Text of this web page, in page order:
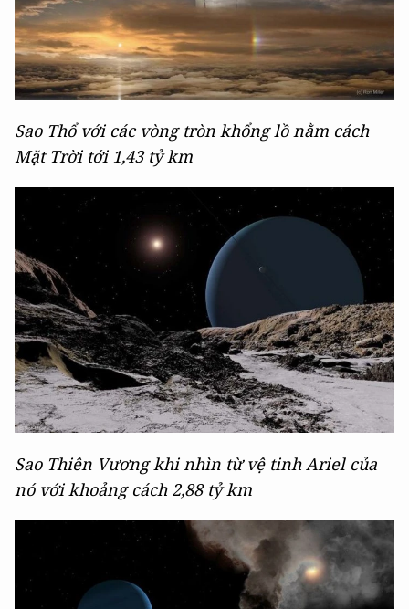
Sao Thổ với các vòng tròn khổng lồ nằm cách
Mặt Trời tới 1,43 tỷ km
Sao Thiên Vương khi nhìn từ vệ tinh Ariel của
nó với khoảng cách 2,88 tỷ km